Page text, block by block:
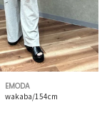
EMODA
wakaba/154cm